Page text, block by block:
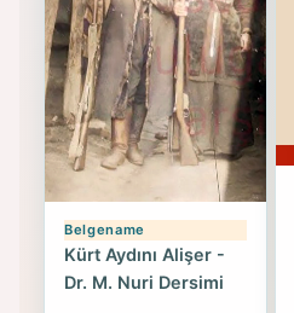
Belgename
Kürt Aydını Alişer -
Dr. M. Nuri Dersimi